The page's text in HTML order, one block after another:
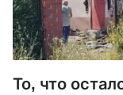
То, что